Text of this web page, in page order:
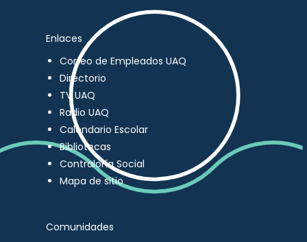
Enlaces
Correo de Empleados UAQ
Directorio
TV UAQ
Radio UAQ
Calendario Escolar
Bibliotecas
Contraloría Social
Mapa de sitio
Comunidades